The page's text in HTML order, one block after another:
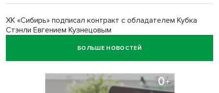
ХК «Сибирь» подписал контракт с обладателем Кубка
Стэнли Евгением Кузнецовым
БОЛЬШЕ НОВОСТЕЙ